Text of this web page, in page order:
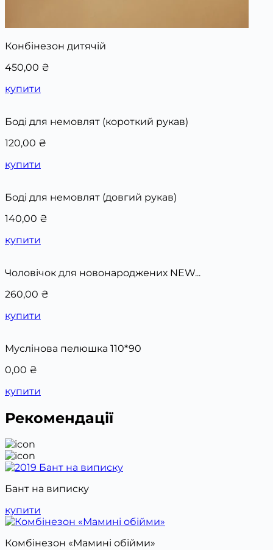
Конбінезон дитячій
450,00 ₴
купити
Боді для немовлят (короткий рукав)
120,00 ₴
купити
Боді для немовлят (довгий рукав)
140,00 ₴
купити
Чоловічок для новонароджених NEW...
260,00 ₴
купити
Муслінова пелюшка 110*90
0,00 ₴
купити
Рекомендації
Бант на виписку
купити
Комбінезон «Мамині обійми»